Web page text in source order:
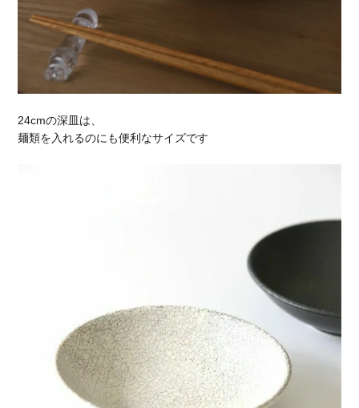
24cmの深皿は、
麺類を入れるのにも便利なサイズです